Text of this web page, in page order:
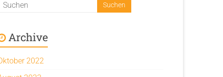
Archive
2022